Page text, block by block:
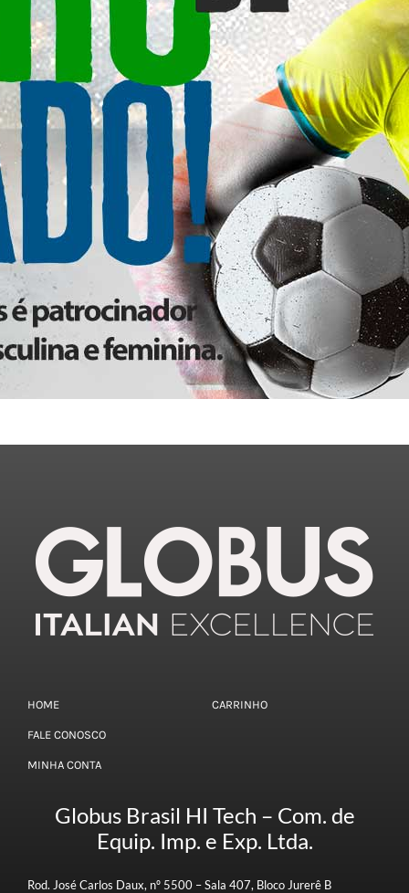
HOME
FALE CONOSCO
MINHA CONTA
CARRINHO
Globus Brasil HI Tech – Com. de
Equip. Imp. e Exp. Ltda.
Rod. José Carlos Daux, nº 5500 – Sala 407, Bloco Jurerê B